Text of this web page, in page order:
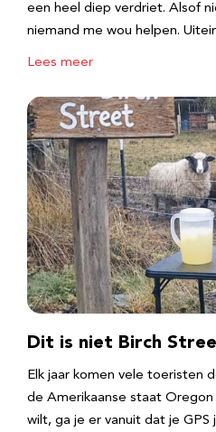
een heel diep verdriet. Alsof
niemand me wou helpen.
Lees meer
Dit is niet Birch
Elk jaar komen vele toeristen
de Amerikaanse staat
wilt, ga je er vanuit dat je